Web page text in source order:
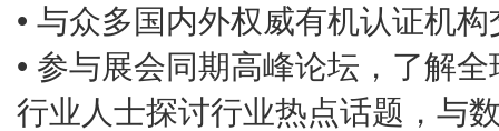
• 与众多国内外权威有机认证机
• 参与展会同期高峰论坛，了解
行业人士探讨行业热点话题，与